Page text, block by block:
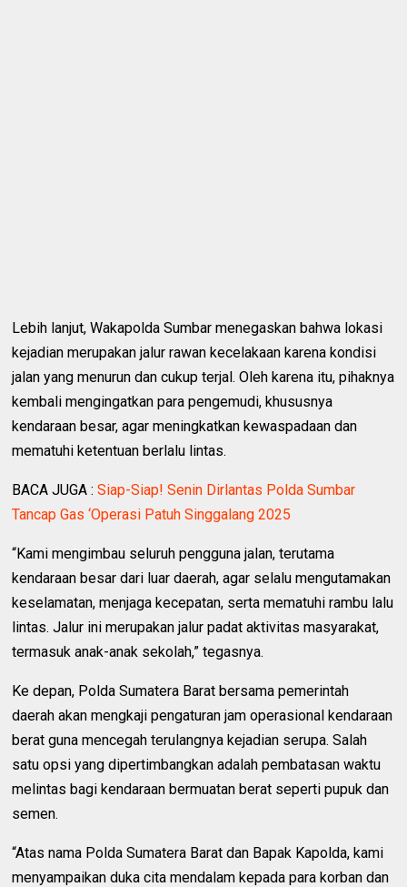
Lebih lanjut, Wakapolda Sumbar menegaskan bahwa lokasi
kejadian merupakan jalur rawan kecelakaan karena kondisi
jalan yang menurun dan cukup terjal. Oleh karena itu, pihaknya
kembali mengingatkan para pengemudi, khususnya
kendaraan besar, agar meningkatkan kewaspadaan dan
mematuhi ketentuan berlalu lintas.
BACA JUGA :‎Siap-Siap! Senin Dirlantas Polda Sumbar
Tancap Gas ‘Operasi Patuh Singgalang 2025 ‎
“Kami mengimbau seluruh pengguna jalan, terutama
kendaraan besar dari luar daerah, agar selalu mengutamakan
keselamatan, menjaga kecepatan, serta mematuhi rambu lalu
lintas. Jalur ini merupakan jalur padat aktivitas masyarakat,
termasuk anak-anak sekolah,” tegasnya.
Ke depan, Polda Sumatera Barat bersama pemerintah
daerah akan mengkaji pengaturan jam operasional kendaraan
berat guna mencegah terulangnya kejadian serupa. Salah
satu opsi yang dipertimbangkan adalah pembatasan waktu
melintas bagi kendaraan bermuatan berat seperti pupuk dan
semen.
“Atas nama Polda Sumatera Barat dan Bapak Kapolda, kami
menyampaikan duka cita mendalam kepada para korban dan